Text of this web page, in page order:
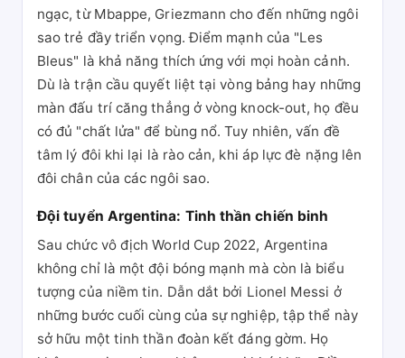
ngạc, từ Mbappe, Griezmann cho đến những ngôi
sao trẻ đầy triển vọng. Điểm mạnh của "Les
Bleus" là khả năng thích ứng với mọi hoàn cảnh.
Dù là trận cầu quyết liệt tại vòng bảng hay những
màn đấu trí căng thẳng ở vòng knock-out, họ đều
có đủ "chất lửa" để bùng nổ. Tuy nhiên, vấn đề
tâm lý đôi khi lại là rào cản, khi áp lực đè nặng lên
đôi chân của các ngôi sao.
Đội tuyển Argentina: Tinh thần chiến binh
Sau chức vô địch World Cup 2022, Argentina
không chỉ là một đội bóng mạnh mà còn là biểu
tượng của niềm tin. Dẫn dắt bởi Lionel Messi ở
những bước cuối cùng của sự nghiệp, tập thể này
sở hữu một tinh thần đoàn kết đáng gờm. Họ